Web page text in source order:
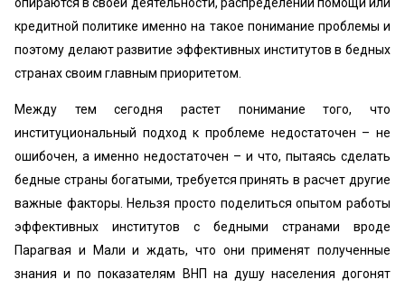
кредитной политике именно на такое понимание проблемы и
поэтому делают развитие эффективных институтов в бедных
странах своим главным приоритетом.
Между тем сегодня растет понимание того, что
институциональный подход к проблеме недостаточен – не
ошибочен, а именно недостаточен – и что, пытаясь сделать
бедные страны богатыми, требуется принять в расчет другие
важные факторы. Нельзя просто поделиться опытом работы
эффективных институтов с бедными странами вроде
Парагвая и Мали и ждать, что они применят полученные
знания и по показателям ВНП на душу населения догонят